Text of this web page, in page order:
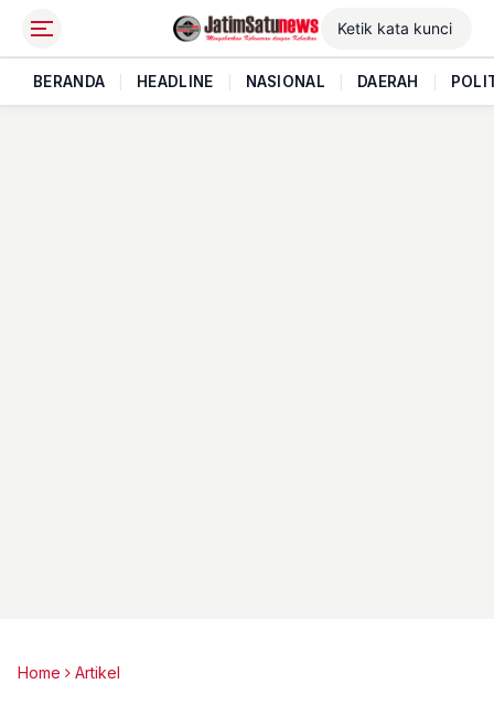
BERANDA HEADLINE NASIONAL DAERAH
Home Artikel